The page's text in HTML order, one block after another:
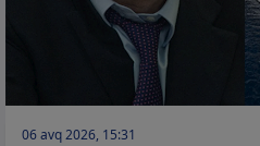
06 avq 2026, 15:31